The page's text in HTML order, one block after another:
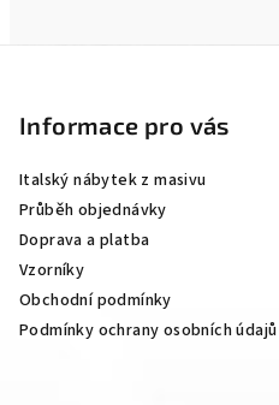
Informace pro vás
Italský nábytek z masivu
Průběh objednávky
Doprava a platba
Vzorníky
Obchodní podmínky
Podmínky ochrany osobních údajů